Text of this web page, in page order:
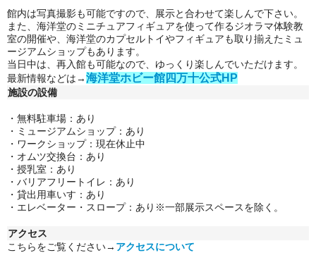
館内は写真撮影も可能ですので、展示と合わせて楽しんで下さい。
また、海洋堂のミニチュアフィギュアを使って作るジオラマ体験教
室の開催や、海洋堂のカプセルトイやフィギュアも取り揃えたミュ
ージアムショップもあります。
当日中は、再入館も可能なので、ゆっくり楽しんでいただけます。
最新情報などは→海洋堂ホビー館四万十公式HP
施設の設備
・無料駐車場：あり
・ ミュージアムショップ：あり
・ ワークショップ： 現在休止中
・ オムツ交換台 ： あり
・ 授乳室：あり
・ バリアフリートイレ：あり
・ 貸出用車いす：あり
・ エレベーター・スロープ：あり※一部展示スペースを除く。
アクセス
こちらをご覧ください→ アクセスについて